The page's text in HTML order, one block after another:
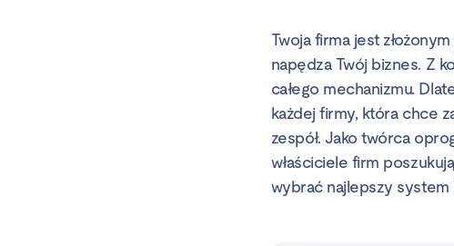
Twoja firma jest
napędza Twój biznes. Z
całego mechanizmu.
każdej firmy, która chce
zespół. Jako twórca
właściciele firm
wybrać najlepszy